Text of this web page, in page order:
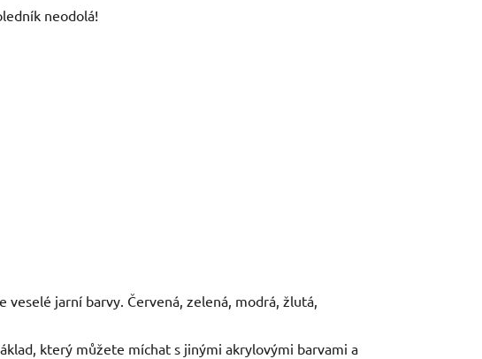
neodolá!
jarní barvy. Červená, zelená, modrá, žlutá,
který můžete míchat s jinými akrylovými barvami a